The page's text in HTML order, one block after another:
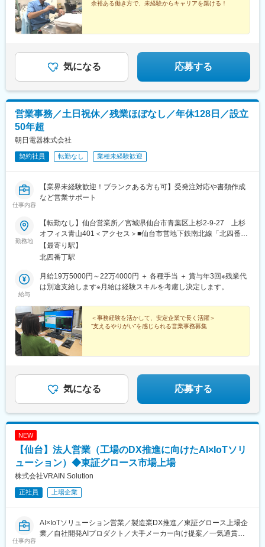
余裕ある働き方で、未経験からキャリアを築ける！
気になる 応募する
営業事務／土日祝休／残業ほぼなし／年休128日／設立
50年超
朝日電器株式会社
契約社員 転勤なし 業種未経験歓迎
仕事内容
【業界未経験歓迎！ブランクある方も可】受発注対応や書類作成
など営業サポート
勤務地
【転勤なし】仙台営業所／宮城県仙台市青葉区上杉2-9-27 上杉
オフィス青山401＜アクセス＞■仙台市営地下鉄南北線「北四番丁
駅」より徒歩7分■仙台市営地下鉄南北線「勾当台公園駅」より徒
歩12分■JR「仙台駅」よりバス約15分※受動喫煙対策：屋内全面
【最寄り駅】
北四番丁駅
給与
月給19万5000円～22万4000円 ＋ 各種手当 ＋ 賞与年3回※残業代
は別途支給します※月給は経験スキルを考慮し決定します。
＜事務経験を活かして、安定企業で長く活躍＞
“支えるやりがい”を感じられる営業事務募集
気になる 応募する
NEW
【仙台】法人営業（工場のDX推進に向けたAI×IoTソリ
ューション）◆東証グロース市場上場
株式会社VRAIN Solution
正社員 上場企業
仕事内容
AI×IoTソリューション営業／製造業DX推進／東証グロース上場企
業／自社開発AIプロダクト／大手メーカー向け提案／一気通貫の